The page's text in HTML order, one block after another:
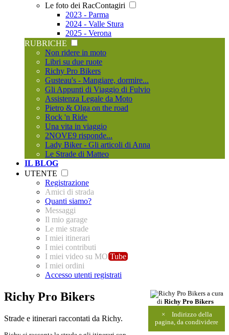
Le foto dei RacContagiri
2023 - Parma
2024 - Valle Stura
2025 - Verona
RUBRICHE
Non ridere in moto
Libri su due ruote
Richy Pro Bikers
Gusteau's - Mangiare, dormire...
Gli Appunti di Viaggio di Fulvio
Assistenza Legale da Moto
Pietro & Olga on the road
Rock 'n Ride
Una vita in viaggio
2NOVE9 risponde...
Lady Biker - Gli articoli di Anna
Le Strade di Matteo
IL BLOG
UTENTE
Registrazione
Amici di strada
Quanti siamo?
Messaggi
Il mio garage
Le mie strade
I miei itinerari
I miei contributi
I miei video su MO Tube
I miei ordini
Accesso utenti registrati
a cura
di Richy Pro Bikers
×
Indirizzo della
pagina, da condividere
Richy Pro Bikers
Strade e itinerari raccontati da Richy.